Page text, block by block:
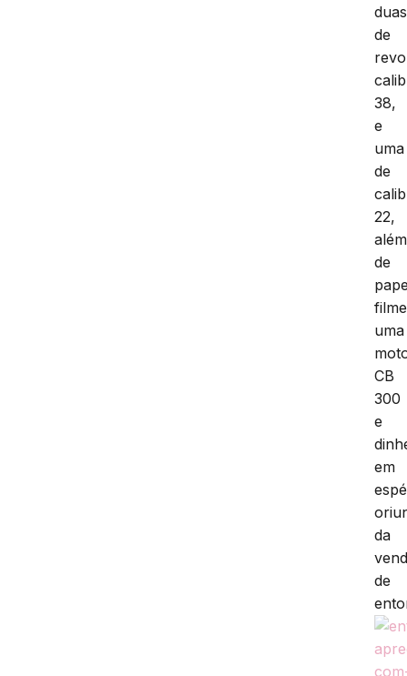
duas
de
38,
e
uma
de
22,
além
de
uma
CB
300
e
em
da
de